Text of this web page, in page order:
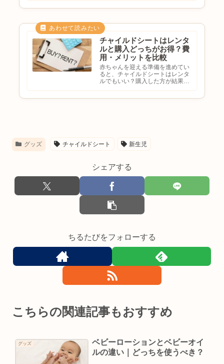
舗で試してから購入した方が...
チャイルドシートはレンタ
ルと購入どっちがお得？費
用・メリットを比較
赤ちゃんを迎える準備を進めてい
ると、チャイルドシートはレンタ
ルでもいい？購入した方が結果的
グッズ チャイルドシート 新生児
シェアする
ちるたびをフォローする
こちらの関連記事もおすすめ
グッズ
ベビーローションとベビーオイ
ルの違い｜どっちを使うべき？